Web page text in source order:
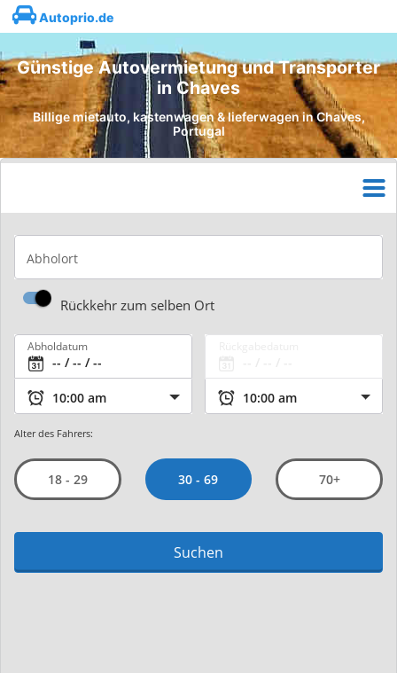
Autoprio.de
Günstige Autovermietung und Transporter
in Chaves
Billige mietauto, kastenwagen & lieferwagen in Chaves,
Portugal
Abholort
Rückkehr zum selben Ort
Abholdatum
Alter des Fahrers:
18 - 29 30 - 69 70+
Suchen